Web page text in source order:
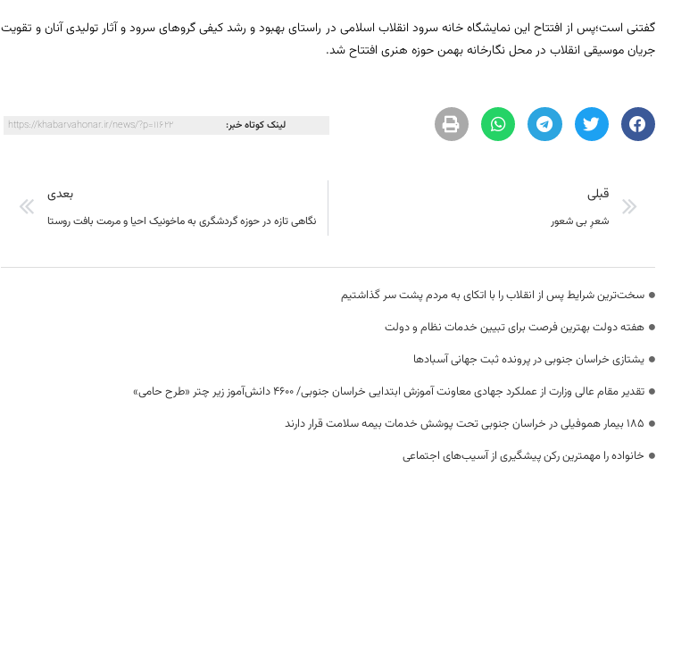
گفتنی است؛پس از افتتاح این نمایشگاه خانه سرود انقلاب اسلامی در راستای بهبود و رشد کیفی گروهای سرود و آثار تولیدی آنان و تقویت
جریان موسیقی انقلاب در محل نگارخانه بهمن حوزه هنری افتتاح شد.
لینک کوتاه خبر: https://khabarvahonar.ir/news/?p=11622
قبلی
شعرِ بی شعور
بعدی
نگاهی تازه در حوزه گردشگری به ماخونیک احیا و مرمت بافت روستا
سخت‌ترین شرایط پس از انقلاب را با اتکای به مردم پشت سر گذاشتیم
هفته دولت بهترین فرصت برای تبیین خدمات نظام و دولت
یشتازی خراسان جنوبی در پرونده ثبت جهانی آسبادها
تقدیر مقام عالی وزارت از عملکرد جهادی معاونت آموزش ابتدایی خراسان جنوبی/ ۴۶۰۰ دانش‌آموز زیر چتر «طرح حامی»
۱۸۵ بیمار هموفیلی در خراسان جنوبی تحت پوشش خدمات بیمه سلامت قرار دارند
خانواده را مهمترین رکن پیشگیری از آسیب‌های اجتماعی